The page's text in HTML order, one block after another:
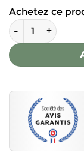
Achetez ce
quantité de